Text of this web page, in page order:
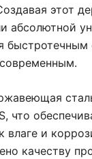
этот
абсолютной
быстротечным
что
влаге и
качеству